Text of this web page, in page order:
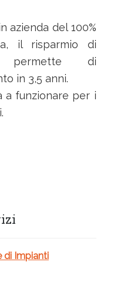
azienda del 100%
il risparmio di
permette di
in 3,5 anni.
a funzionare per i
di Impianti